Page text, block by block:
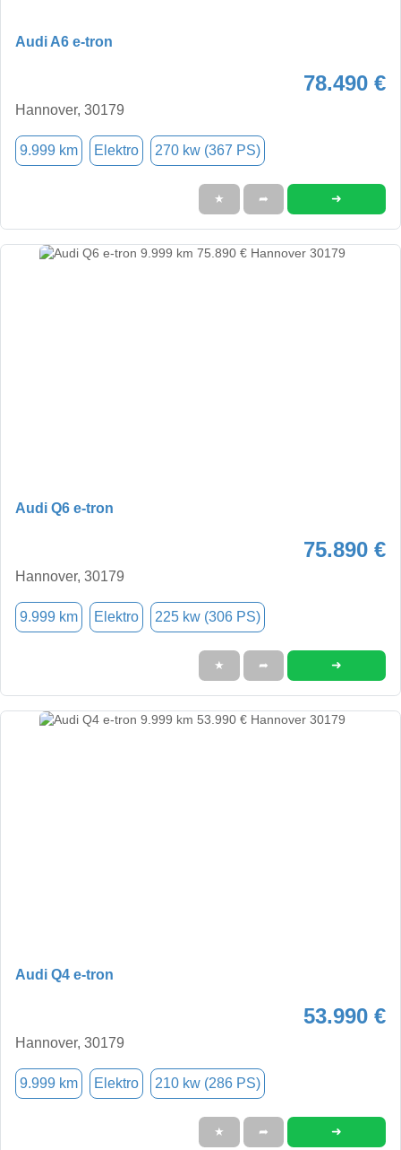
Audi A6 e-tron
78.490 €
Hannover, 30179
9.999 km Elektro 270 kw (367 PS)
★ ➦ ➜
Audi Q6 e-tron
75.890 €
Hannover, 30179
9.999 km Elektro 225 kw (306 PS)
★ ➦ ➜
Audi Q4 e-tron
53.990 €
Hannover, 30179
9.999 km Elektro 210 kw (286 PS)
★ ➦ ➜